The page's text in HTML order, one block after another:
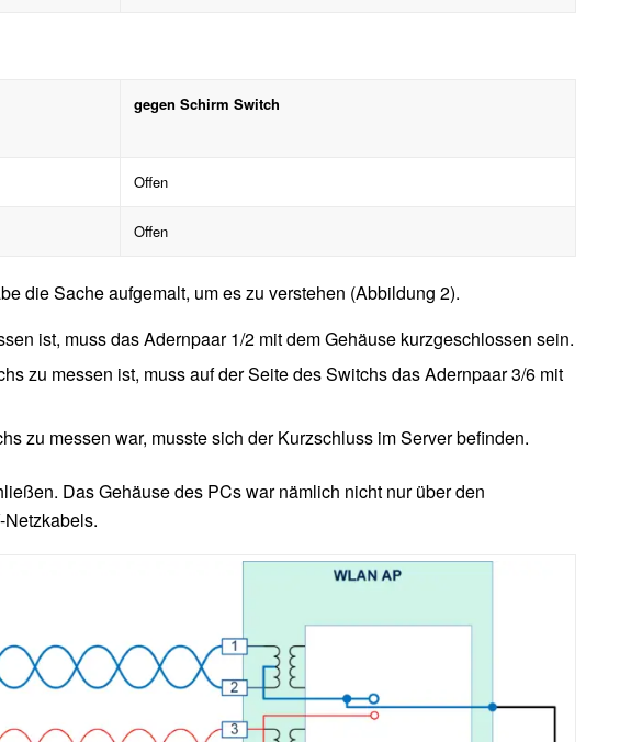
gegen Schirm Switch
Offen
Offen
die Sache aufgemalt, um es zu verstehen (Abbildung 2).
ist, muss das Adernpaar 1/2 mit dem Gehäuse kurzgeschlossen sein.
zu messen ist, muss auf der Seite des Switchs das Adernpaar 3/6 mit
zu messen war, musste sich der Kurzschluss im Server befinden.
Das Gehäuse des PCs war nämlich nicht nur über den